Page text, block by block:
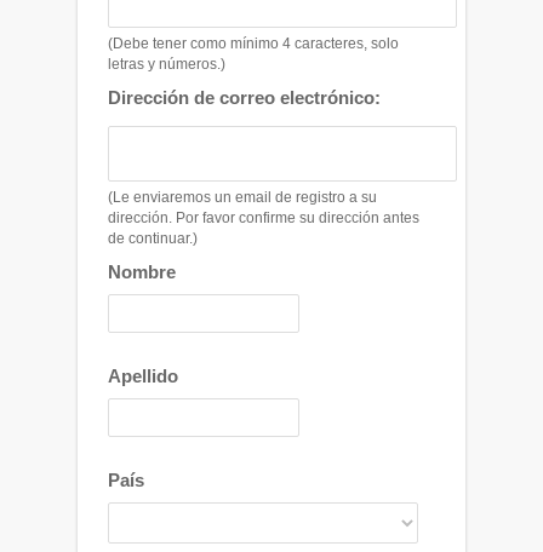
(Debe tener como mínimo 4 caracteres, solo
letras y números.)
Dirección de correo electrónico:
(Le enviaremos un email de registro a su
dirección. Por favor confirme su dirección antes
de continuar.)
Nombre
Apellido
País